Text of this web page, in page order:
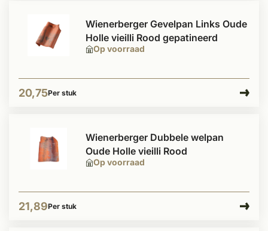
Op voorraad
Wienerberger Gevelpan Links Oude
Holle vieilli Rood gepatineerd
20,75Per stuk
Op voorraad
Wienerberger Dubbele welpan
Oude Holle vieilli Rood
21,89Per stuk